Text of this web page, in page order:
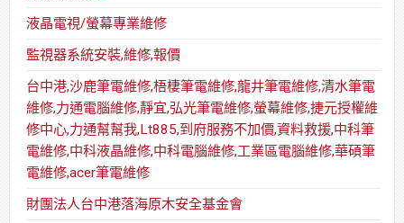
液晶電視/螢幕專業維修
監視器系統安裝,維修,報價
台中港,沙鹿筆電維修,梧棲筆電維修,龍井筆電維修,清水筆電
維修,力通電腦維修,靜宜,弘光筆電維修,螢幕維修,捷元授權維
修中心,力通幫幫我,Lt885,到府服務不加價,資料救援,中科筆
電維修,中科液晶維修,中科電腦維修,工業區電腦維修,華碩筆
電維修,acer筆電維修
財團法人台中港落海原木安全基金會